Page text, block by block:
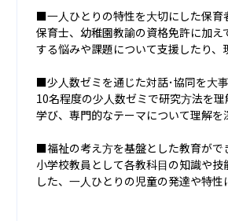
■一人ひとりの特性を大切にした保育
保育士、幼稚園教諭の資格免許に加
する悩みや課題について支援したり、
■少人数ゼミを通じた対話･協同を大
10名程度の少人数ゼミで研究方法を
学び、専門的なテーマについて理解を
■福祉の考え方を基盤とした教育がで
小学校教員として各教科目の知識や
した、一人ひとりの児童の発達や特